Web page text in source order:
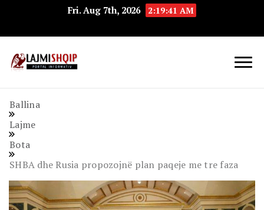
Fri. Aug 7th, 2026 2:19:41 AM
Ballina
Lajme
Bota
SHBA dhe Rusia propozojnë plan paqeje me tre faza